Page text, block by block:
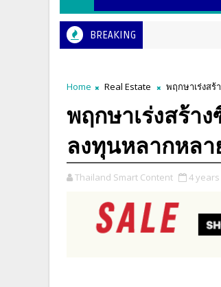
BREAKING
Home Real Estate พฤกษาเร่งส
พฤกษาเร่งสร้า
ลงทุนหลากหลา
Thailand Smart Content 4